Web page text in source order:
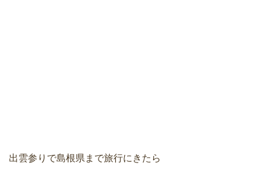
出雲参りで島根県まで旅行にきたら